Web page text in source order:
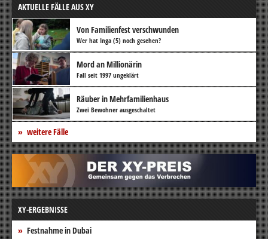
AKTUELLE FÄLLE AUS XY
Von Familienfest verschwunden
Wer hat Inga (5) noch gesehen?
Mord an Millionärin
Fall seit 1997 ungeklärt
Räuber in Mehrfamilienhaus
Zwei Bewohner ausgeschaltet
weitere Fälle
XY-ERGEBNISSE
Festnahme in Dubai